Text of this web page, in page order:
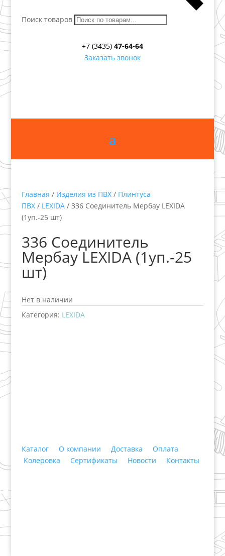
Поиск товаров
+7 (3435) 47-64-64
Заказать звонок
Главная / Изделия из ПВХ/ Плинтуса
ПВХ/ LEXIDA/ 336 Соединитель Мербау LEXIDA
(1уп.-25 шт)
336 Соединитель
Мербау LEXIDA (1уп.-25
шт)
Нет в наличии
Категория: LEXIDA
Каталог О компании Доставка
Оплата
Колеровка
Сертификаты Новости Контакты